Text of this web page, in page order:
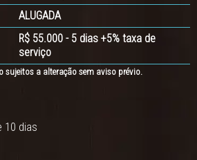
ALUGADA
R$ 55.000 - 5 dias +5% taxa de
serviço
sujeitos a alteração sem aviso prévio.
10 dias